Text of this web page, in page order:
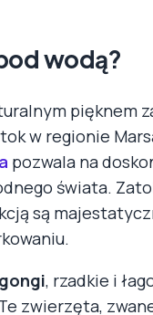
wodą?
pięknem
w regionie
pozwala na
świata.
są
, rzadkie i
zwierzęta,